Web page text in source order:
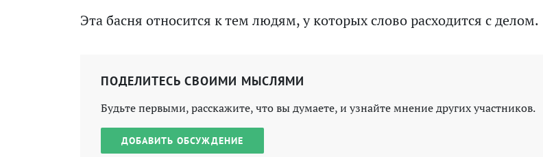
Эта басня относится к тем людям, у которых слово расходится с делом.
ПОДЕЛИТЕСЬ СВОИМИ МЫСЛЯМИ
Будьте первыми, расскажите, что вы думаете, и узнайте мнение других участников.
ДОБАВИТЬ ОБСУЖДЕНИЕ